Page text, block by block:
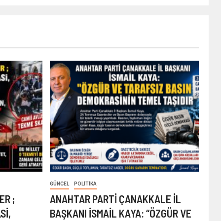
;
GÜNCEL POLITIKA
ANAHTAR PARTİ ÇANAKKALE İL
BAŞKANI İSMAİL KAYA: “ÖZGÜR VE